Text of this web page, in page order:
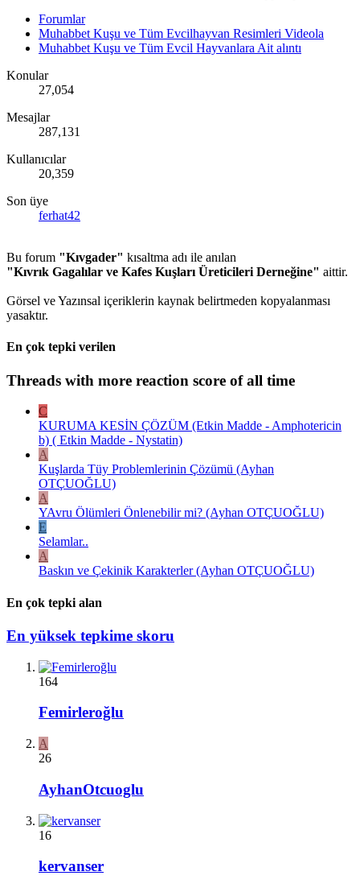
Forumlar
Muhabbet Kuşu ve Tüm Evcilhayvan Resimleri Videola
Muhabbet Kuşu ve Tüm Evcil Hayvanlara Ait alıntı
Konular
27,054
Mesajlar
287,131
Kullanıcılar
20,359
Son üye
ferhat42
Bu forum "Kıvgader" kısaltma adı ile anılan
"Kıvrık Gagalılar ve Kafes Kuşları Üreticileri Derneğine" aittir.
Görsel ve Yazınsal içeriklerin kaynak belirtmeden kopyalanması
yasaktır.
En çok tepki verilen
Threads with more reaction score of all time
C
KURUMA KESİN ÇÖZÜM (Etkin Madde - Amphotericin
b) ( Etkin Madde - Nystatin)
A
Kuşlarda Tüy Problemlerinin Çözümü (Ayhan
OTÇUOĞLU)
A
YAvru Ölümleri Önlenebilir mi? (Ayhan OTÇUOĞLU)
E
Selamlar..
A
Baskın ve Çekinik Karakterler (Ayhan OTÇUOĞLU)
En çok tepki alan
En yüksek tepkime skoru
164
Femirleroğlu
A
26
AyhanOtcuoglu
16
kervanser